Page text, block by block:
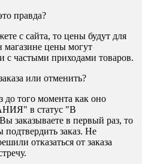
правда?
с сайта, то цены будут для
цены могут
с частыми приходами товаров.
или отменить?
до того момента как оно
в статус "В
в первый раз, то
заказ. Не
отказаться от заказа